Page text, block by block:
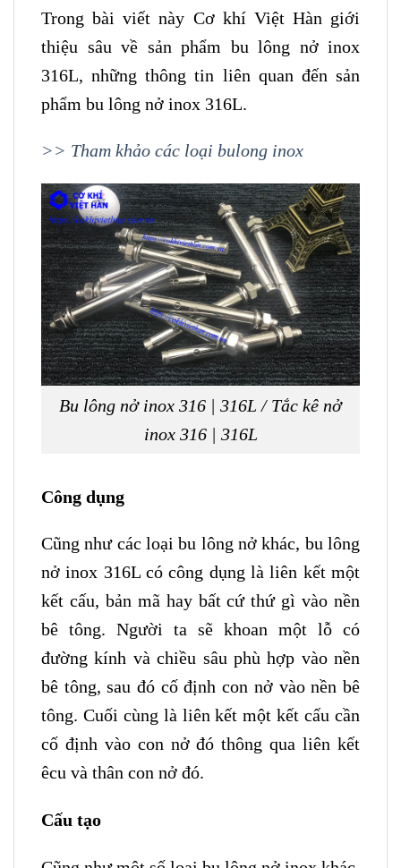
Trong bài viết này Cơ khí Việt Hàn giới
thiệu sâu về sản phẩm bu lông nở inox
316L, những thông tin liên quan đến sản
phẩm bu lông nở inox 316L.
>> Tham khảo các loại bulong inox
Bu lông nở inox 316 | 316L / Tắc kê nở
inox 316 | 316L
Công dụng
Cũng như các loại bu lông nở khác, bu lông
nở inox 316L có công dụng là liên kết một
kết cấu, bản mã hay bất cứ thứ gì vào nền
bê tông. Người ta sẽ khoan một lỗ có
đường kính và chiều sâu phù hợp vào nền
bê tông, sau đó cố định con nở vào nền bê
tông. Cuối cùng là liên kết một kết cấu cần
cố định vào con nở đó thông qua liên kết
êcu và thân con nở đó.
Cấu tạo